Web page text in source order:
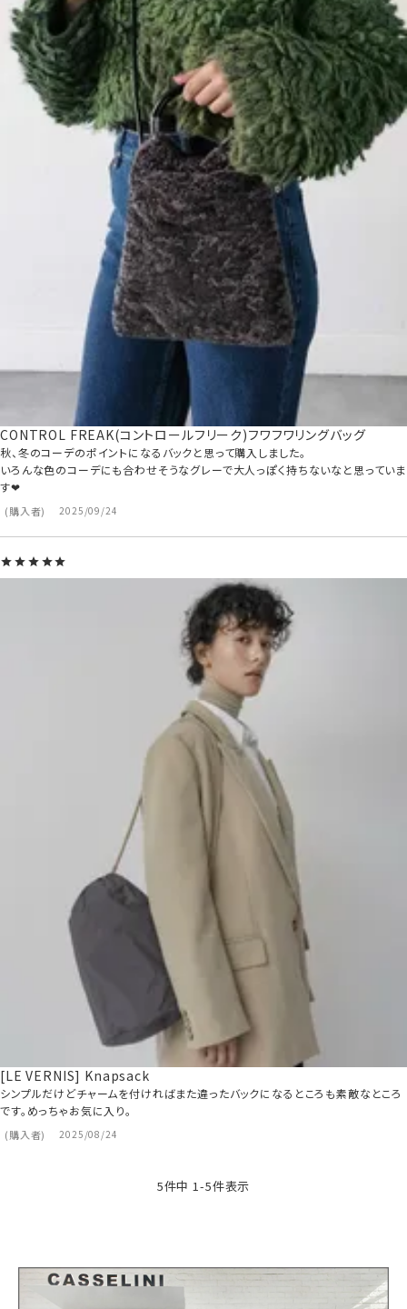
CONTROL FREAK(コントロールフリーク)フワフワリングバッグ
購入者 2025/09/24
秋、冬のコーデのポイントになるバックと思って購入しました。
いろんな色のコーデにも合わせそうなグレーで大人っぽく持ちないなと思っていま
す❤︎
[LE VERNIS] Knapsack
購入者 2025/08/24
シンプルだけどチャームを付ければまた違ったバックになるところも素敵なところ
です。めっちゃお気に入り。
5件中 1-5件表示